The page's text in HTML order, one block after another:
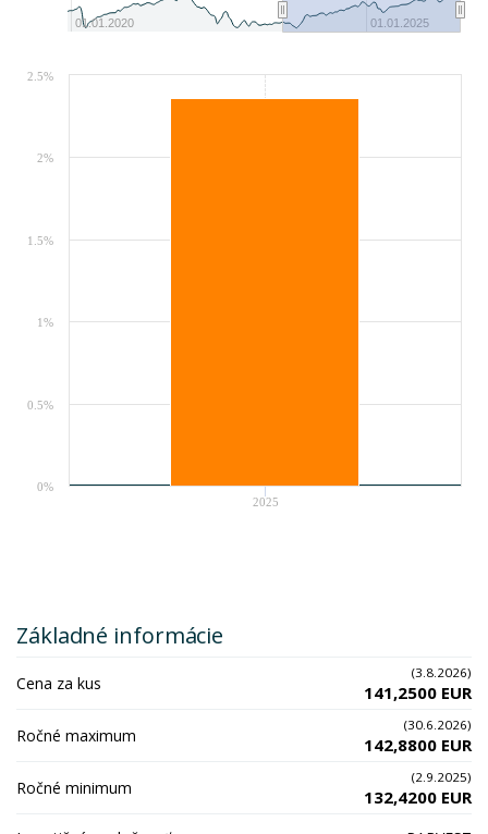
01.01.2020 01.01.2025
2025
0%
0.5%
1%
1.5%
2%
2.5%
Základné informácie
Cena za kus (3.8.2026)
141,2500 EUR
Ročné maximum (30.6.2026)
142,8800 EUR
Ročné minimum (2.9.2025)
132,4200 EUR